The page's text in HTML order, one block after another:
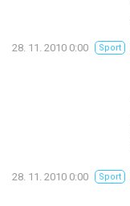
28. 11. 2010 0:00 Sport
28. 11. 2010 0:00 Sport